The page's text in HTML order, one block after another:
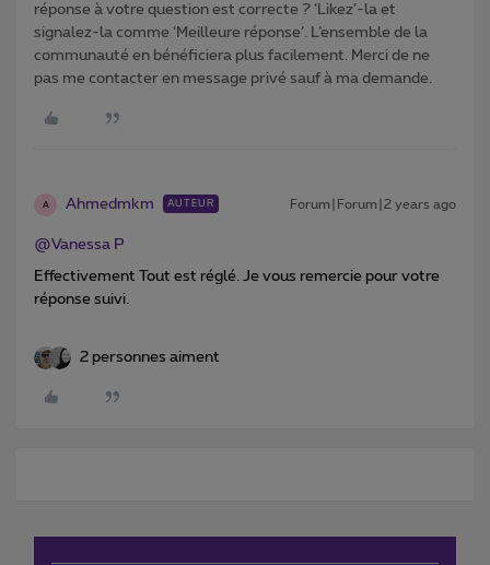
réponse à votre question est correcte ? ‘Likez’-la et
signalez-la comme ‘Meilleure réponse’. L’ensemble de la
communauté en bénéficiera plus facilement. Merci de ne
pas me contacter en message privé sauf à ma demande.
A Ahmedmkm AUTEUR Forum|Forum|2 years ago
@Vanessa P
Effectivement Tout est réglé. Je vous remercie pour votre
réponse suivi.
2 personnes aiment